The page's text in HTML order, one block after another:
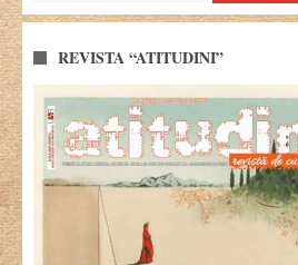
REVISTA “ATITUDINI”